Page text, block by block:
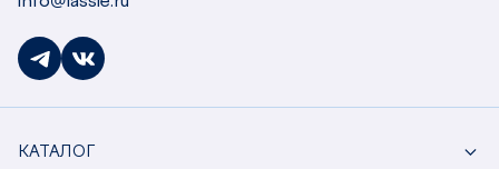
КАТАЛОГ